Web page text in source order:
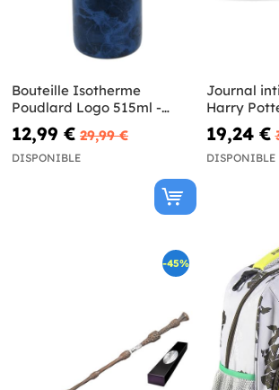
Bouteille Isotherme
Poudlard Logo 515ml -
Harry Potter
12,99 € 29,99 €
DISPONIBLE
Journal
Harry
19,24 €
DISPONIBLE
-45%